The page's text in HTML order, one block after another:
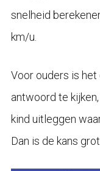
snelheid
km/u.
Voor ouders is
antwoord te
kind uitleggen
Dan is de kans